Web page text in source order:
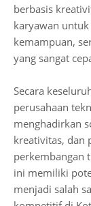
berbasis
karyawan
kemampuan,
yang sangat
Secara
perusahaan
menghadirkan
kreativitas, dan
perkembangan
ini memiliki
menjadi salah